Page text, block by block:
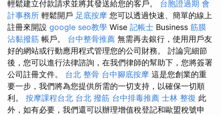
輕鬆建立付款請求並將其發送給您的客戶。 台胞證過期 會
計事務所 輕鬆開戶 足底按摩 您可以透過快速、簡單的線上
註冊來開設 google seo教學 Wise 記帳士 Business 筋膜
沾黏撥筋 帳戶。 台中整骨推薦 無需再去銀行，使用用戶友
好的網站或行動應用程式管理您的公司財務。 討論完細節
後，您可以進行法律諮詢，在我們律師的幫助下，您將簽署
公司註冊文件。 台北 整骨 台中腳底按摩 這是您創業的重
要一步，我們將為您提供所需的一切支持，以確保一切順
利。 按摩課程台北 台北 撥筋 台中排毒推薦 士林 整復 此
外，如有必要，我們還可以辦理增值稅登記和歐盟稅號申